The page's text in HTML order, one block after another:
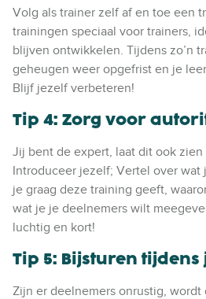
Volg als trainer zelf af en toe een
trainingen speciaal voor trainers,
blijven ontwikkelen. Tijdens zo’n
geheugen weer opgefrist en je
Blijf jezelf verbeteren!
Tip 4: Zorg voor
Jij bent de expert, laat dit ook
Introduceer jezelf; Vertel over wat
je graag deze training geeft,
wat je je deelnemers wilt
luchtig en kort!
Tip 5: Bijsturen
Zijn er deelnemers onrustig,